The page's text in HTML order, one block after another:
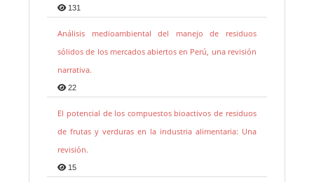
131
Análisis medioambiental del manejo de residuos
sólidos de los mercados abiertos en Perú, una revisión
narrativa.
22
El potencial de los compuestos bioactivos de residuos
de frutas y verduras en la industria alimentaria: Una
revisión.
15